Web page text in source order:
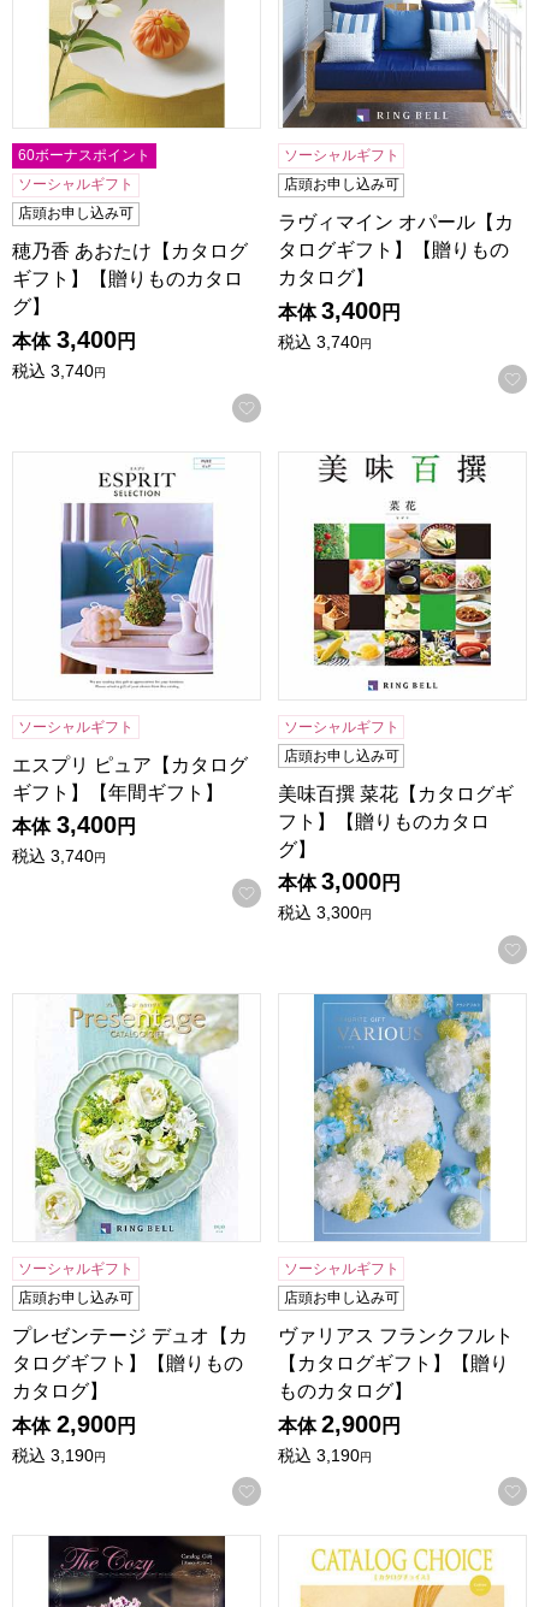
60ボーナスポイント
ソーシャルギフト
店頭お申し込み可
穂乃香 あおたけ【カタログ
ギフト】【贈りものカタロ
グ】
本体 3,400円
税込 3,740円
お気に入りに登録する
ソーシャルギフト
店頭お申し込み可
ラヴィマイン オパール【カ
タログギフト】【贈りもの
カタログ】
本体 3,400円
税込 3,740円
エスプリ ピュア【カタログギフト】【年間ギフト】
ソーシャルギフト
エスプリ ピュア【カタログ
ギフト】【年間ギフト】
本体 3,400円
税込 3,740円
お気に入りに登録する
美味百撰 菜花【カタログギ
ソーシャルギフト
店頭お申し込み可
美味百撰 菜花【カタログギ
フト】【贈りものカタロ
グ】
本体 3,000円
税込 3,300円
プレゼンテージ デュオ【カタログギフト】【贈りものカタ
ソーシャルギフト
店頭お申し込み可
プレゼンテージ デュオ【カ
タログギフト】【贈りもの
カタログ】
本体 2,900円
税込 3,190円
お気に入りに登録する
ヴァリアス フランクフルト
ソーシャルギフト
店頭お申し込み可
ヴァリアス フランクフルト
【カタログギフト】【贈り
ものカタログ】
本体 2,900円
税込 3,190円
ザ･コージー パンジー【カタログギフト】【贈りものカタロ
カタログチョイス コットン